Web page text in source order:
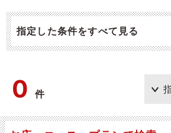
指定した条件をすべて見る
0件